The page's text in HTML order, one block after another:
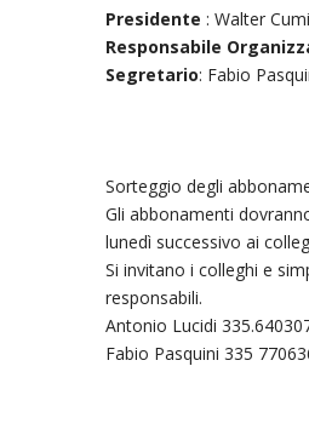
Presidente : Walter
Responsabile
Segretario: Fabio
Sorteggio degli
Gli abbonamenti
lunedì successivo ai
Si invitano i colleghi e
responsabili.
Antonio Lucidi
Fabio Pasquini 335